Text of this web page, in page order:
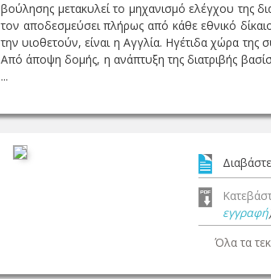
βούλησης μετακυλεί το μηχανισμό ελέγχου της
τον αποδεσμεύσει πλήρως από κάθε εθνικό
την υιοθετούν, είναι η Αγγλία. Ηγέτιδα χώρα
Από άποψη δομής, η ανάπτυξη της διατριβής
...
εγγραφή)
Όλα τα